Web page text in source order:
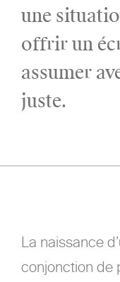
une
offrir un
assumer
juste.
La naissance
conjonction de